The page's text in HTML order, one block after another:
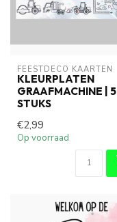
FEESTDECO KAARTEN
KLEURPLATEN
GRAAFMACHINE | 5
STUKS
€2,99
Op voorraad